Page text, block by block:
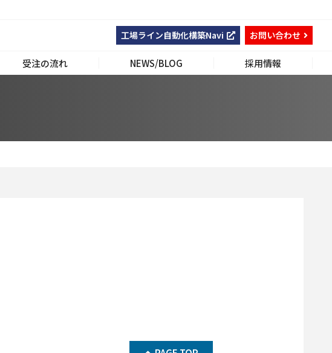
工場ライン自動化構築Navi お問い合わせ
受注の流れ NEWS/BLOG 採用情報